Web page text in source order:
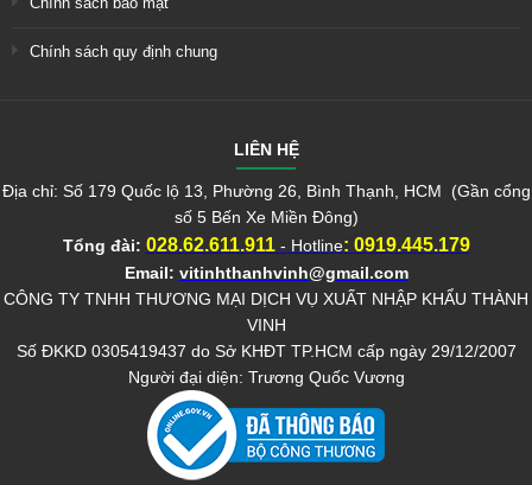
Chính sách quy định chung
LIÊN HỆ
Địa chỉ: Số 179 Quốc lộ 13, Phường 26, Bình Thạnh, HCM (Gần cổng
số 5 Bến Xe Miền Đông)
Tổng đài: 028.62.611.911 - Hotline: 0919.445.179
Email: vitinhthanhvinh@gmail.com
CÔNG TY TNHH THƯƠNG MẠI DỊCH VỤ XUẤT NHẬP KHẨU THÀNH
VINH
Số ĐKKD 0305419437 do Sở KHĐT TP.HCM cấp ngày 29/12/2007
Người đại diện: Trương Quốc Vương